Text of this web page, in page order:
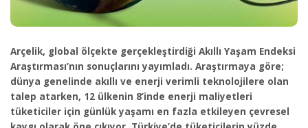
Arçelik, global ölçekte gerçekleştirdiği Akıllı Yaşam Endeksi
Araştırması’nın sonuçlarını yayımladı. Araştırmaya göre;
dünya genelinde akıllı ve enerji verimli teknolojilere olan
talep atarken, 12 ülkenin 8’inde enerji maliyetleri
tüketiciler için günlük yaşamı en fazla etkileyen çevresel